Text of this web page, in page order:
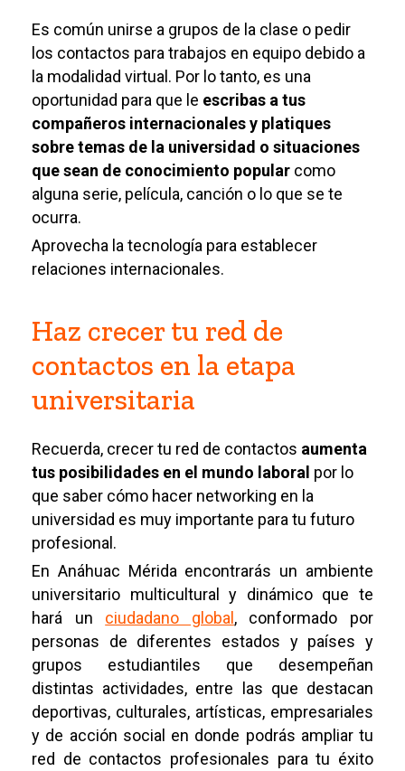
Es común unirse a grupos de la clase o pedir
los contactos para trabajos en equipo debido a
la modalidad virtual. Por lo tanto, es una
oportunidad para que le escribas a tus
compañeros internacionales y platiques
sobre temas de la universidad o situaciones
que sean de conocimiento popular como
alguna serie, película, canción o lo que se te
ocurra.
Aprovecha la tecnología para establecer
relaciones internacionales.
Haz crecer tu red de
contactos en la etapa
universitaria
Recuerda, crecer tu red de contactos aumenta
tus posibilidades en el mundo laboral por lo
que saber cómo hacer networking en la
universidad es muy importante para tu futuro
profesional.
En Anáhuac Mérida encontrarás un ambiente
universitario multicultural y dinámico que te
hará un ciudadano global , conformado por
personas de diferentes estados y países y
grupos estudiantiles que desempeñan
distintas actividades, entre las que destacan
deportivas, culturales, artísticas, empresariales
y de acción social en donde podrás ampliar tu
red de contactos profesionales para tu éxito